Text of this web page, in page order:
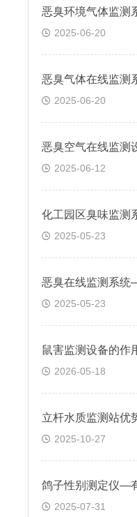
2025-06-20
2025-06-20
2025-06-12
2025-05-23
2025-05-23
2026-05-18
2025-10-27
2025-07-31